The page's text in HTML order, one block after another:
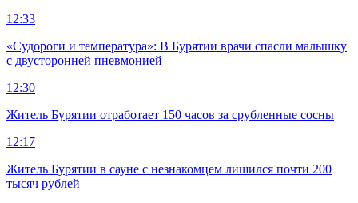
12:33
«Судороги и температура»: В Бурятии врачи спасли малышку
с двусторонней пневмонией
12:30
Житель Бурятии отработает 150 часов за срубленные сосны
12:17
Житель Бурятии в сауне с незнакомцем лишился почти 200
тысяч рублей